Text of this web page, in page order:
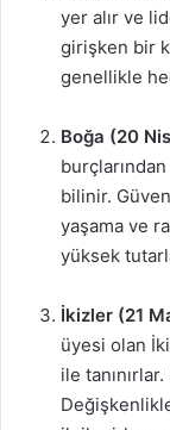
yer alır ve
girişken bir
genellikle
Boğa (20
burçlarından
bilinir.
yaşama ve
yüksek
İkizler (21
üyesi olan
ile